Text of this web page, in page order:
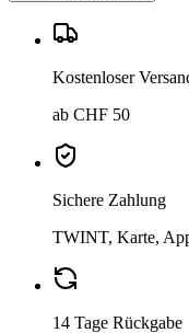
Kostenloser
ab CHF 50
Sichere Zahlung
TWINT, Karte,
14 Tage Rückgabe